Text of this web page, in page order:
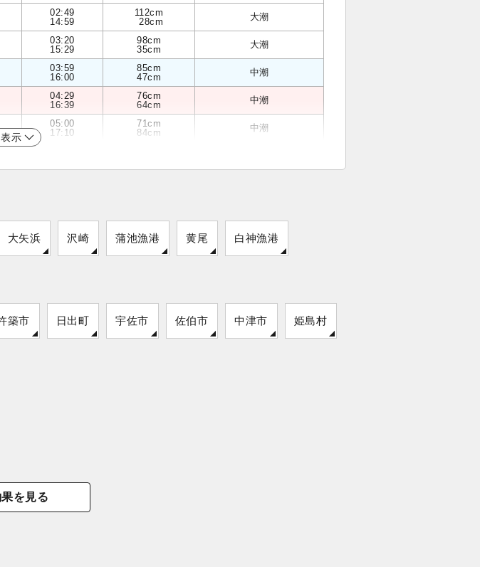
02:49
14:59
112cm
28cm
大潮
03:20
15:29
98cm
35cm
大潮
03:59
16:00
85cm
47cm
中潮
04:29
16:39
76cm
64cm
中潮
05:00
17:10
71cm
84cm
中潮
示
大矢浜 沢崎 蒲池漁港 黄尾 白神漁港
築市 日出町 宇佐市 佐伯市 中津市 姫島村
を見る